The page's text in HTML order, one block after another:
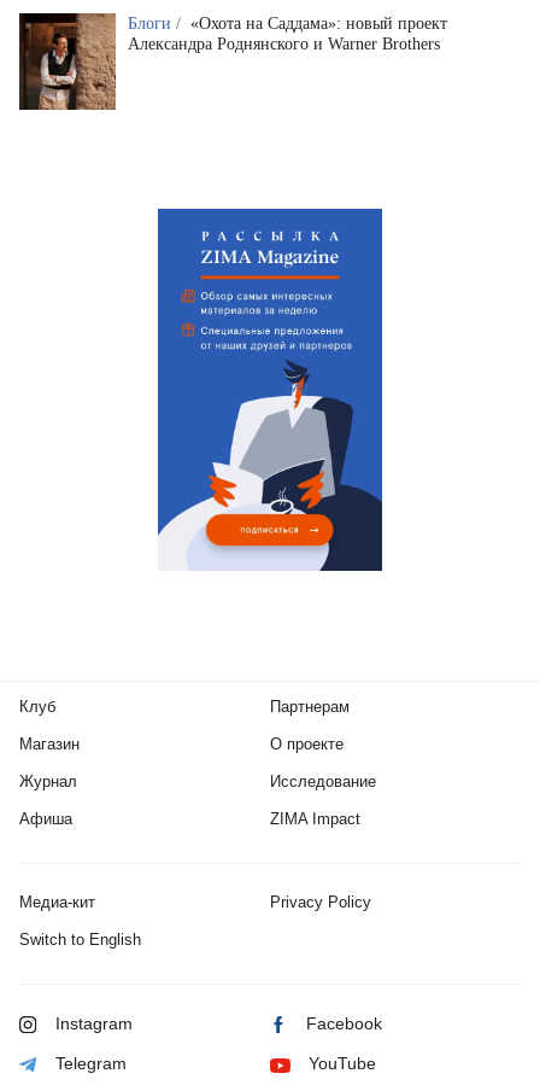
Блоги / «Охота на Саддама»: новый проект
Александра Роднянского и Warner Brothers
Клуб
Магазин
Журнал
Афиша
Партнерам
О проекте
Исследование
ZIMA Impact
Медиа-кит Privacy Policy
Switch to English
Instagram Facebook
Telegram YouTube